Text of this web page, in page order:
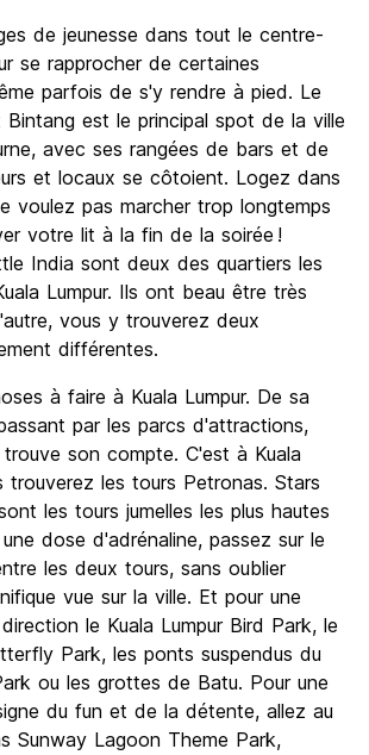
de jeunesse dans tout le centre-
se rapprocher de certaines
parfois de s'y rendre à pied. Le
est le principal spot de la ville
avec ses rangées de bars et de
et locaux se côtoient. Logez dans
voulez pas marcher trop longtemps
votre lit à la fin de la soirée !
India sont deux des quartiers les
Lumpur. Ils ont beau être très
vous y trouverez deux
différentes.
à faire à Kuala Lumpur. De sa
par les parcs d'attractions,
son compte. C'est à Kuala
trouverez les tours Petronas. Stars
les tours jumelles les plus hautes
dose d'adrénaline, passez sur le
les deux tours, sans oublier
vue sur la ville. Et pour une
le Kuala Lumpur Bird Park, le
Park, les ponts suspendus du
ou les grottes de Batu. Pour une
du fun et de la détente, allez au
Sunway Lagoon Theme Park,